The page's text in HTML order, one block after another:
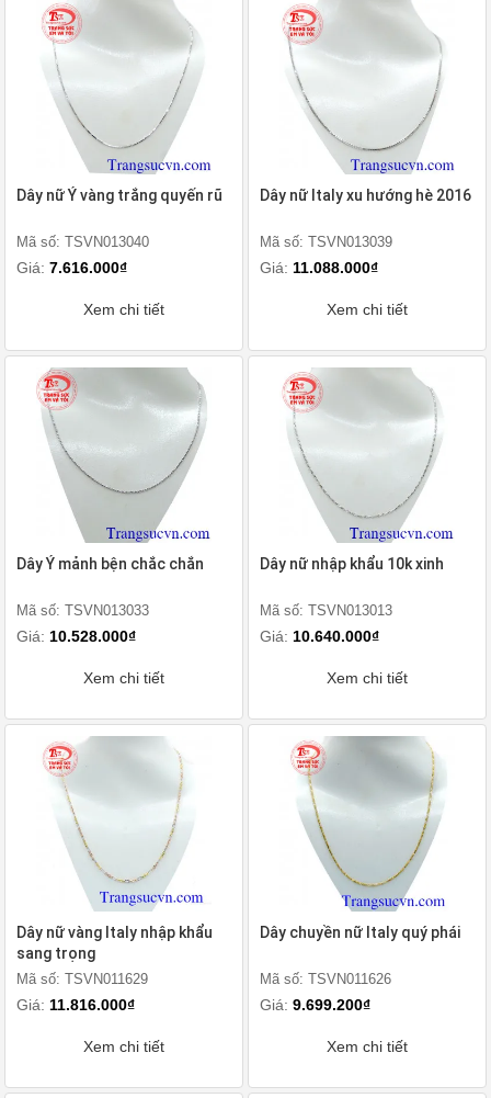
Dây nữ Ý vàng trắng quyến rũ
Mã số: TSVN013040
Giá: 7.616.000₫
Xem chi tiết
Dây nữ Italy xu hướng hè 2016
Mã số: TSVN013039
Giá: 11.088.000₫
Xem chi tiết
Dây Ý mảnh bện chắc chắn
Mã số: TSVN013033
Giá: 10.528.000₫
Xem chi tiết
Dây nữ nhập khẩu 10k xinh
Mã số: TSVN013013
Giá: 10.640.000₫
Xem chi tiết
Dây nữ vàng Italy nhập khẩu
sang trọng
Mã số: TSVN011629
Giá: 11.816.000₫
Xem chi tiết
Dây chuyền nữ Italy quý phái
Mã số: TSVN011626
Giá: 9.699.200₫
Xem chi tiết